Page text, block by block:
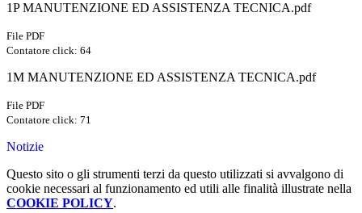
1P MANUTENZIONE ED ASSISTENZA TECNICA.pdf
File PDF
Contatore click: 64
1M MANUTENZIONE ED ASSISTENZA TECNICA.pdf
File PDF
Contatore click: 71
Notizie
Questo sito o gli strumenti terzi da questo utilizzati si avvalgono di
cookie necessari al funzionamento ed utili alle finalità illustrate nella
COOKIE POLICY.